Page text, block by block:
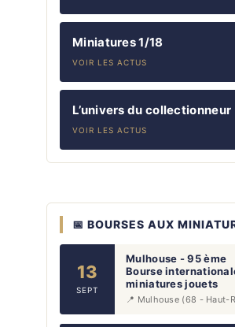
Miniatures 1/18
VOIR LES ACTUS
L’univers du collectionneur
VOIR LES ACTUS
📅 BOURSES AUX
13
SEPT
Mulhouse - 95 ème
Bourse
miniatures jouets
📍 Mulhouse (68 - Haut-